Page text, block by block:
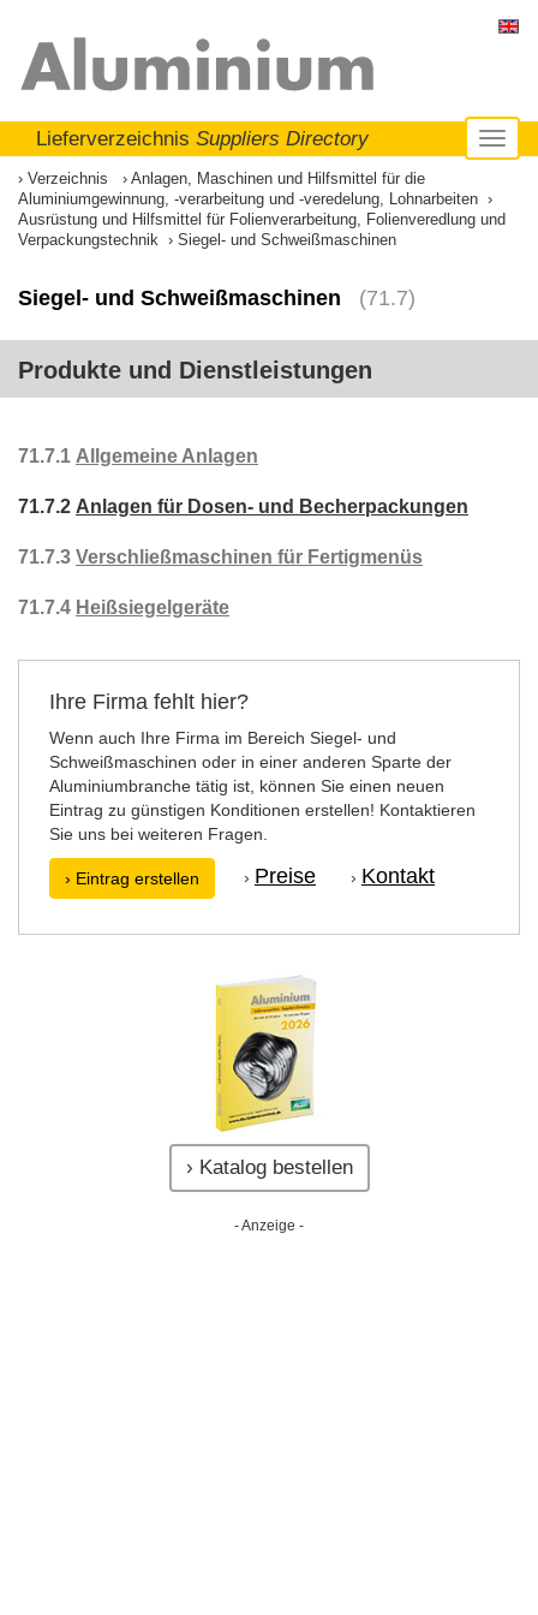
Lieferverzeichnis Suppliers Directory
Verzeichnis
Anlagen, Maschinen und Hilfsmittel für die
Aluminiumgewinnung, -verarbeitung und -veredelung, Lohnarbeiten
Ausrüstung und Hilfsmittel für Folienverarbeitung, Folienveredlung und
Verpackungstechnik
Siegel- und Schweißmaschinen
Siegel- und Schweißmaschinen (71.7)
Produkte und Dienstleistungen
71.7.1 Allgemeine Anlagen
71.7.2 Anlagen für Dosen- und Becherpackungen
71.7.3 Verschließmaschinen für Fertigmenüs
71.7.4 Heißsiegelgeräte
Ihre Firma fehlt hier?
Wenn auch Ihre Firma im Bereich Siegel- und
Schweißmaschinen oder in einer anderen Sparte der
Aluminiumbranche tätig ist, können Sie einen neuen
Eintrag zu günstigen Konditionen erstellen! Kontaktieren
Sie uns bei weiteren Fragen.
› Eintrag erstellen › Preise › Kontakt
› Katalog bestellen
- Anzeige -